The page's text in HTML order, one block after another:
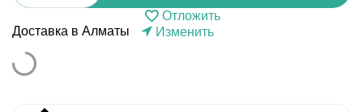
Отложить
Доставка в Алматы
Изменить